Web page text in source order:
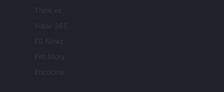
Think.es
Viajar 365
ES Newz
Pet Story
Encocina